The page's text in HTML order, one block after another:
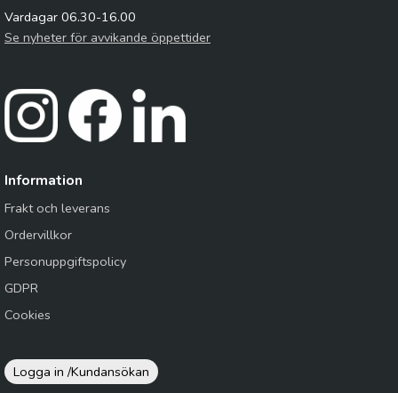
Vardagar 06.30-16.00
Se nyheter för avvikande öppettider
Information
Frakt och leverans
Ordervillkor
Personuppgiftspolicy
GDPR
Cookies
Logga in /Kundansökan